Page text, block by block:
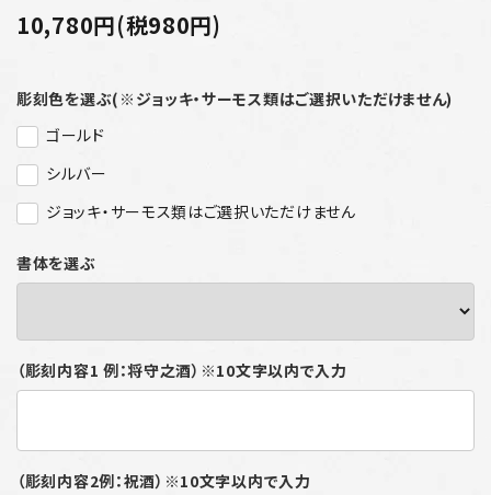
10,780円(税980円)
彫刻色を選ぶ(※ジョッキ・サーモス類はご選択いただけません)
ゴールド
シルバー
ジョッキ・サーモス類はご選択いただけません
書体を選ぶ
（彫刻内容1 例：将守之酒）※10文字以内で入力
（彫刻内容2例：祝酒）※10文字以内で入力